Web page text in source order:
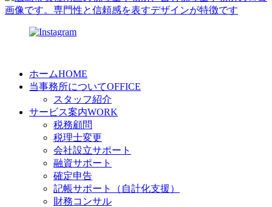
ホームHOME
当事務所についてOFFICE
スタッフ紹介
サービス案内WORK
税務顧問
税理士変更
会社設立サポート
融資サポート
確定申告
記帳サポート（自計化支援）
財務コンサル